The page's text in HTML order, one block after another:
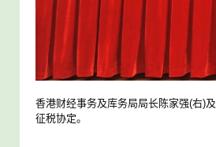
香港财经事务及库务局局长陈家强(右)
征税协定。